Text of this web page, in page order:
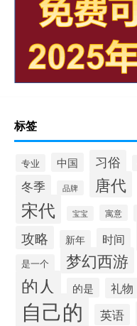
标签
专业 中国 习俗
冬季 品牌 唐代
宋代 宝宝 寓意
攻略 新年 时间
是一个 梦幻西游
的人 的是 礼物
自己的 英语